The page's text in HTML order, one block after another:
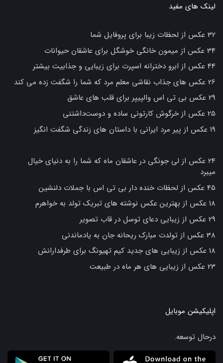
لینک های مفید
32 عکس از لحظات زیبا برای پروفایل شما
34 عکس از میمون خانگی خوشگل برای عاشقان حیوانات
44 عکس از ابرو دخترانه اسپرت برای زیبایی و جذابیت بیشتر
26 عکس های جذاب نقاشی معلم مرد که شما را شگفت زده می کند
29 عکس بی تی اس والپیپر برای قلب های عاشق
25 عکس از خرگوش کارتونی ساده و دوست‌داشتنی
19 عکس از پیر مرد ایرانی با داستان های زندگی شگفت انگیز
24 عکس از لی جونگی در عاشقان ماه که شما را به دنیای خیال
میبرد
45 عکس از لحظات خنده دار بی تی اس با جملات دلنشین
18 عکس از بهترین عکس نوشته های تبریک تولد به خواهرم
29 عکس از زیبایی دعای توسل در قاب تصویر
38 عکس از تولدت مبارک ریحانه جان به یادماندنی
18 عکس از زیبایی های جدید کیم تهیونگ برای طرفدارانش
23 عکس از زیبایی های هر ماه در طبیعت
اپلیکیشن موبایل
درحال توسعه.